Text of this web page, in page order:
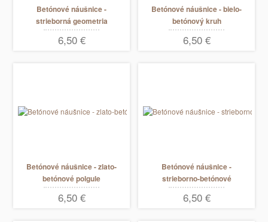
Betónové náušnice -
strieborná geometria
6,50 €
Betónové náušnice - bielo-
betónový kruh
6,50 €
Betónové náušnice - zlato-
betónové polgule
6,50 €
Betónové náušnice -
strieborno-betónové
polgule
6,50 €